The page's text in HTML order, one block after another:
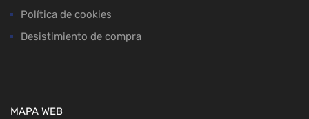
Política de cookies
Desistimiento de compra
MAPA WEB